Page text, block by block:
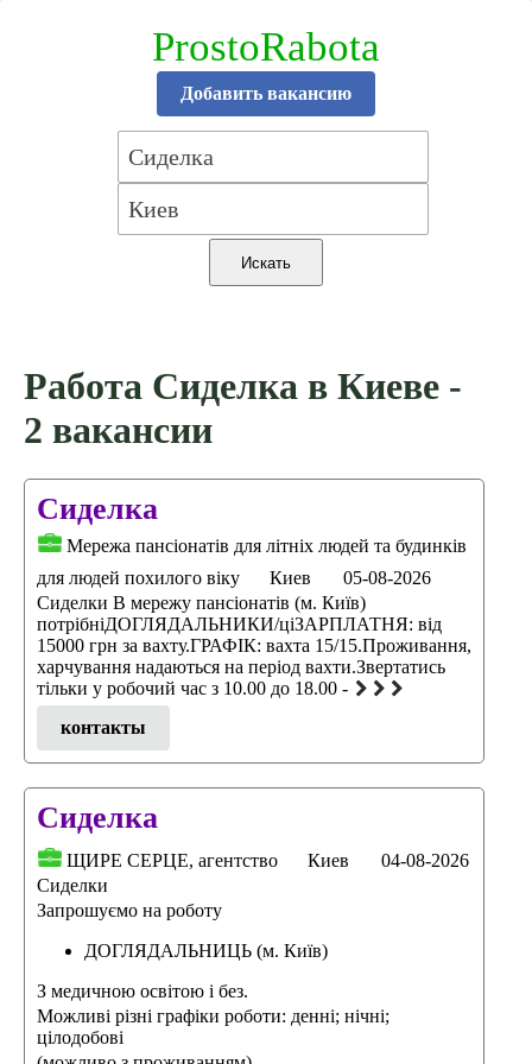
ProstoRabota
Добавить вакансию
Работа Сиделка в Киеве -
2 вакансии
Сиделка
Мережа пансіонатів для літніх людей та будинків
для людей похилого віку
Киев
05-08-2026
Сиделки В мережу пансіонатів (м. Київ)
потрібніДОГЛЯДАЛЬНИКИ/ціЗАРПЛАТНЯ: від
15000 грн за вахту.ГРАФІК: вахта 15/15.Проживання,
харчування надаються на період вахти.Звертатись
тільки у робочий час з 10.00 до 18.00 -
контакты
Сиделка
ЩИРЕ СЕРЦЕ, агентство Киев
04-08-2026
Сиделки
Запрошуємо на роботу
ДОГЛЯДАЛЬНИЦЬ (м. Київ)
З медичною освітою і без.
Можливі різні графіки роботи: денні; нічні;
цілодобові